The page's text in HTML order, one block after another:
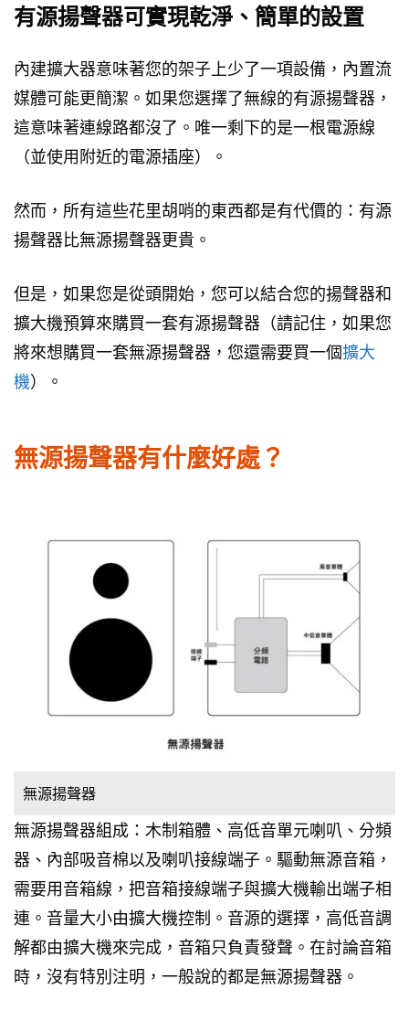
有源揚聲器可實現乾淨、簡單的設置
內建擴大器意味著您的架子上少了一項設備，內置流
媒體可能更簡潔。如果您選擇了無線的有源揚聲器，
這意味著連線路都沒了。唯一剩下的是一根電源線
（並使用附近的電源插座）。
然而，所有這些花里胡哨的東西都是有代價的：有源
揚聲器比無源揚聲器更貴。
但是，如果您是從頭開始，您可以結合您的揚聲器和
擴大機預算來購買一套有源揚聲器（請記住，如果您
將來想購買一套無源揚聲器，您還需要買一個擴大
機）。
無源揚聲器有什麼好處？
無源揚聲器
無源揚聲器組成：木制箱體、高低音單元喇叭、分頻
器、內部吸音棉以及喇叭接線端子。驅動無源音箱，
需要用音箱線，把音箱接線端子與擴大機輸出端子相
連。音量大小由擴大機控制。音源的選擇，高低音調
解都由擴大機來完成，音箱只負責發聲。在討論音箱
時，沒有特別注明，一般說的都是無源揚聲器。